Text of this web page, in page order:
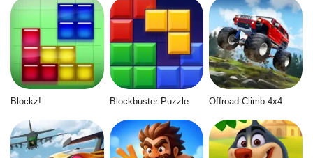
Blockz! Blockbuster Puzzle Offroad Climb 4x4